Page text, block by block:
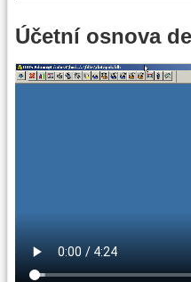
Účetní osnova